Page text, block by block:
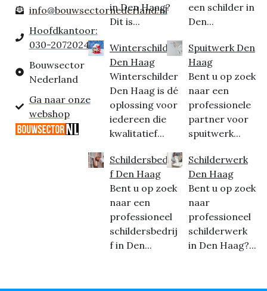
info@bouwsectornederland.nl
Hoofdkantoor:
030-2072024
Bouwsector
Nederland
Ga naar onze
webshop
in Den Haag?
Dit is...
Winterschilder
Den Haag
Winterschilder
Den Haag is dé
oplossing voor
iedereen die
kwalitatief...
Schildersbedrij
f Den Haag
Bent u op zoek
naar een
professioneel
schildersbedrij
f in Den...
een schilder in
Den...
Spuitwerk Den
Haag
Bent u op zoek
naar een
professionele
partner voor
spuitwerk...
Schilderwerk
Den Haag
Bent u op zoek
naar
professioneel
schilderwerk
in Den Haag?...